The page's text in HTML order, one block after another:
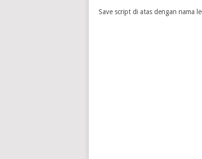
Save script di atas dengan nama